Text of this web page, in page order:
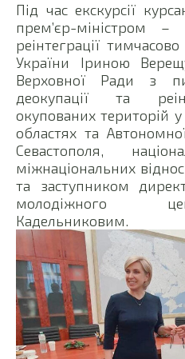
Під час екскурсії
прем’єр-міністром
реінтеграції
України Іриною
Верховної Ради з
деокупації та
окупованих територій
областях та
Севастополя,
міжнаціональних
та заступником
молодіжного
Кадельниковим.